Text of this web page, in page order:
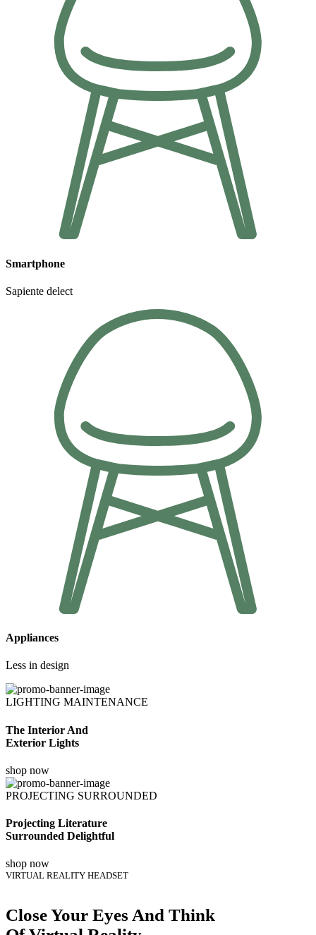
Smartphone
Sapiente delect
Appliances
Less in design
LIGHTING MAINTENANCE
The Interior And
Exterior Lights
shop now
PROJECTING SURROUNDED
Projecting Literature
Surrounded Delightful
shop now
VIRTUAL REALITY HEADSET
Close Your Eyes And Think